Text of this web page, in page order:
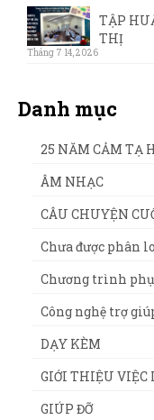
TẬP
THỊ
Tháng 7 14, 2026
Danh mục
25 NĂM CẢM TẠ
ÂM NHẠC
CÂU CHUYỆN
Chưa được phân
Chương trình
Công nghệ trợ
DẠY KÈM
GIỚI THIỆU VIỆC
GIÚP ĐỠ